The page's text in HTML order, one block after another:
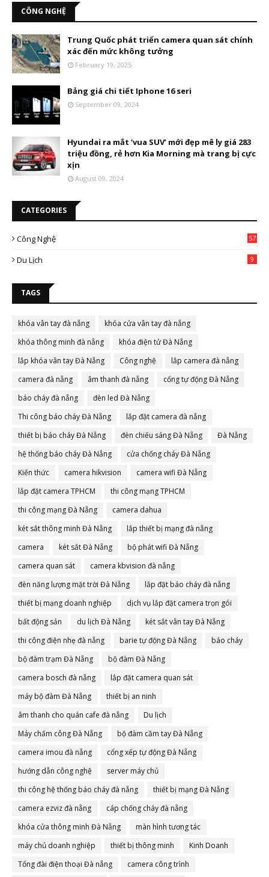
CÔNG NGHỆ
Trung Quốc phát triển camera quan sát chính
xác đến mức không tưởng
February 19, 2025
Bảng giá chi tiết Iphone 16 seri
September 09, 2024
Hyundai ra mắt ‘vua SUV’ mới đẹp mê ly giá 283
triệu đồng, rẻ hơn Kia Morning mà trang bị cực
xịn
August 09, 2024
CATEGORIES
Công Nghệ 57
Du Lịch 9
TAGS
khóa vân tay đà nẵng
khóa cửa vân tay đà nẵng
khóa thông minh đà nẵng
khóa điện tử Đà Nẵng
lắp khóa vân tay Đà Nẵng
Công nghệ
lắp camera đà nẵng
camera đà nẵng
âm thanh đà nẵng
cổng tự động Đà Nẵng
báo cháy đà nẵng
đèn led Đà Nẵng
Thi công báo cháy Đà Nẵng
lắp đặt camera đà nẵng
thiết bị báo cháy Đà Nẵng
đèn chiếu sáng Đà Nẵng
Đà Nẵng
hệ thống báo cháy Đà Nẵng
cửa chống cháy Đà Nẵng
Kiến thức
camera hikvision
camera wifi Đà Nẵng
lắp đặt camera TPHCM
thi công mạng TPHCM
thi công mạng Đà Nẵng
camera dahua
két sắt thông minh Đà Nẵng
lắp thiết bị mạng đà nẵng
camera
két sắt Đà Nẵng
bộ phát wifi Đà Nẵng
camera quan sát
camera kbvision đà nẵng
đèn năng lượng mặt trời Đà Nẵng
lắp đặt báo cháy đà nẵng
thiết bị mạng doanh nghiệp
dịch vụ lắp đặt camera trọn gói
bất động sản
du lịch Đà Nẵng
két sắt vân tay Đà Nẵng
thi công điện nhẹ đà nẵng
barie tự động Đà Nẵng
báo cháy
bộ đàm trạm Đà Nẵng
bộ đàm Đà Nẵng
camera bosch đà nẵng
lắp đặt camera quan sát
máy bộ đàm Đà Nẵng
thiết bị an ninh
âm thanh cho quán cafe đà nẵng
Du lịch
Máy chấm công Đà Nẵng
bộ đàm cầm tay Đà Nẵng
camera imou đà nẵng
cổng xếp tự động Đà Nẵng
hướng dẫn công nghệ
server máy chủ
thi công hệ thống báo cháy đà nẵng
thiết bị mạng Đà Nẵng
camera ezviz đà nẵng
cáp chống cháy đà nẵng
khóa cửa thông minh Đà Nẵng
màn hình tương tác
máy chủ doanh nghiệp
thiết bị thông minh
Kinh Doanh
Tổng đài điện thoại Đà nẵng
camera công trình